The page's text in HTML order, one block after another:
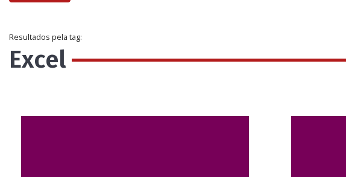
Resultados pela tag:
Excel